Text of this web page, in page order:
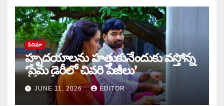
సినిమా
హృదయాలను హత్తుకునేందుకు వస్తోన్న
‘ప్రేమ డైరీలో చివరి పేజీలు’
JUNE 11, 2026 EDITOR